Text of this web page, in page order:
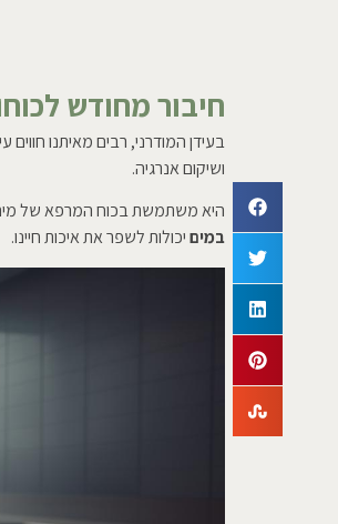
חיבור מחודש
בעידן המודרני, רבים מאיתנו חווים
ושיקום אנרגיה.
היא משתמשת בכוח המרפא של
במיםיכולות לשפר את איכות חיינו.